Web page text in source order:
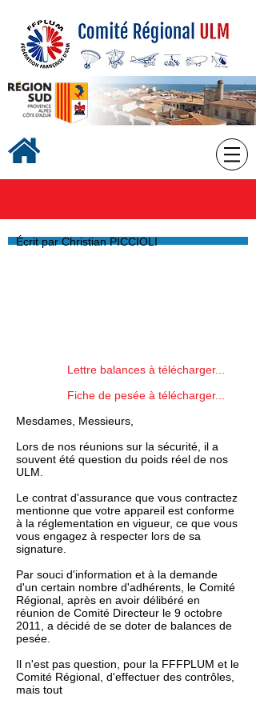
Écrit par Christian PICCIOLI
Lettre balances à télécharger...
Fiche de pesée à télécharger...
Mesdames, Messieurs,
Lors de nos réunions sur la sécurité, il a
souvent été question du poids réel de nos
ULM.
Le contrat d'assurance que vous contractez
mentionne que votre appareil est conforme
à la réglementation en vigueur, ce que vous
vous engagez à respecter lors de sa
signature.
Par souci d'information et à la demande
d'un certain nombre d'adhérents, le Comité
Régional, après en avoir délibéré en
réunion de Comité Directeur le 9 octobre
2011, a décidé de se doter de balances de
pesée.
Il n'est pas question, pour la FFFPLUM et le
Comité Régional, d'effectuer des contrôles,
mais tout